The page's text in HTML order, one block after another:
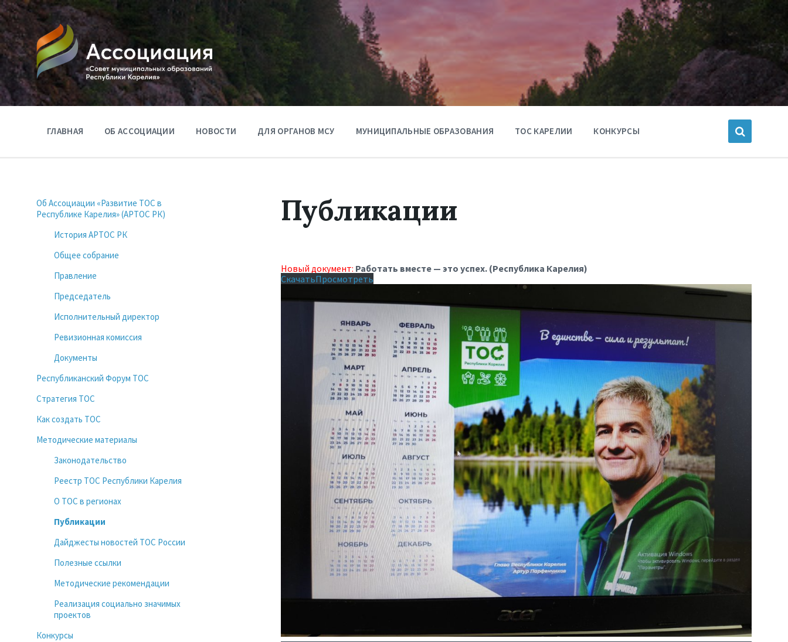
ГЛАВНАЯ ОБ АССОЦИАЦИИ НОВОСТИ ДЛЯ ОРГАНОВ МСУ МУНИЦИПАЛЬНЫЕ ОБРАЗОВАНИЯ ТОС КАРЕЛИИ КОНКУРСЫ
Публикации
Новый документ: Работать вместе — это успех. (Республика Карелия)
СкачатьПросмотреть
Об Ассоциации «Развитие ТОС в
Республике Карелия» (АРТОС РК)
История АРТОС РК
Общее собрание
Правление
Председатель
Исполнительный директор
Ревизионная комиссия
Документы
Республиканский Форум ТОС
Стратегия ТОС
Как создать ТОС
Методические материалы
Законодательство
Реестр ТОС Республики Карелия
О ТОС в регионах
Публикации
Дайджесты новостей ТОС России
Полезные ссылки
Методические рекомендации
Реализация социально значимых
проектов
Конкурсы